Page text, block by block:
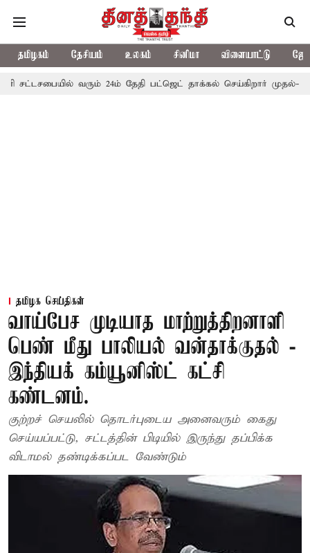
தமிழகம் தேசியம் உலகம் சினிமா விளையாட்டு
வரும் 24ம் தேதி பட்ஜெட் தாக்கல் செய்கிறார் முதல்-அமைச்சர்
தமிழக செய்திகள்
வாய்பேச முடியாத மாற்றுத்திறனாளி
பெண் மீது பாலியல் வன்தாக்குதல் -
இந்தியக் கம்யூனிஸ்ட் கட்சி
கண்டனம்.
குற்றச் செயலில் தொடர்புடைய அனைவரும் கைது
செய்யப்பட்டு, சட்டத்தின் பிடியில் இருந்து தப்பிக்க
விடாமல் தண்டிக்கப்பட வேண்டும்